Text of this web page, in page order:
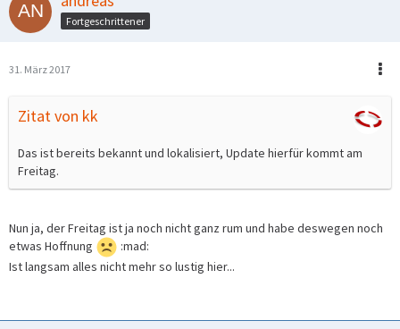
Fortgeschrittener
31. März 2017
Zitat von kk
Das ist bereits bekannt und lokalisiert, Update hierfür kommt am
Freitag.
Nun ja, der Freitag ist ja noch nicht ganz rum und habe deswegen noch
etwas Hoffnung
:mad:
Ist langsam alles nicht mehr so lustig hier...